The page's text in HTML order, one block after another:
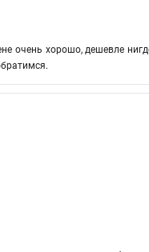
очень хорошо, дешевле